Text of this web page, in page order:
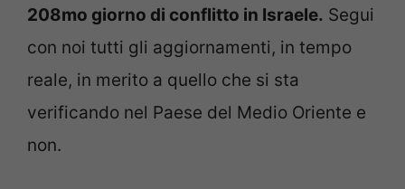
208mo giorno di conflitto in Israele. Segui
con noi tutti gli aggiornamenti, in tempo
reale, in merito a quello che si sta
verificando nel Paese del Medio Oriente e
non.